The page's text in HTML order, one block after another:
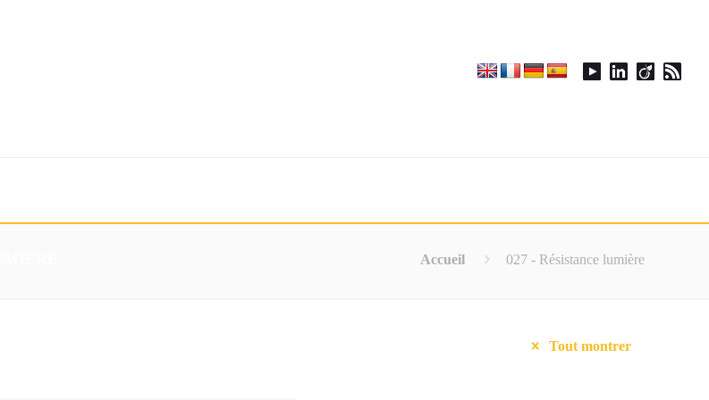
Accueil 027 - Résistance lumière
Tout montrer